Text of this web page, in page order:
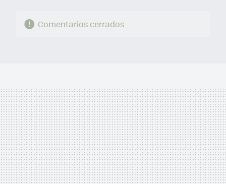
Comentarios cerrados